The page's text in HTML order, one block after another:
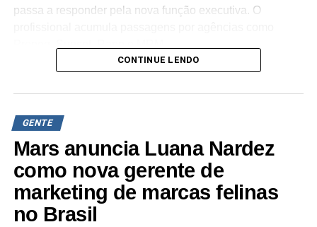
passa a responder pela nova função executiva. O
Já Marcelo Fiuza retorna à Cheil Brasil para assumir o
posto de co-líder criativo, após ter integrado a equipe da
Fiuza reúne experiência em operações publicitárias como
Mutato, Publicis Brasil, DPZ e Neogama/BBH.
“Eto e Marcelo têm expertises distintas e
complementares, além de já terem trabalhado juntos e
conhecerem profundamente o DNA da Cheil – sabendo
CONTINUE LENDO
GENTE
Mars anuncia Luana Nardez
como nova gerente de
marketing de marcas felinas
no Brasil